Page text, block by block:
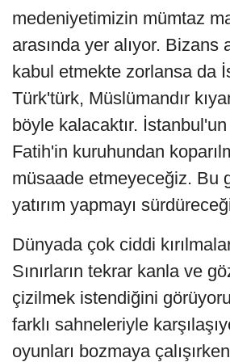
medeniyetimizin mümtaz
arasında yer alıyor. Bizans
kabul etmekte zorlansa da
Türk'türk, Müslümandır
böyle kalacaktır.
Fatih'in kuruhundan
müsaade etmeyeceğiz. Bu
yatırım yapmayı
Dünyada çok ciddi
Sınırların tekrar kanla ve
çizilmek istendiğini
farklı sahneleriyle
oyunları bozmaya